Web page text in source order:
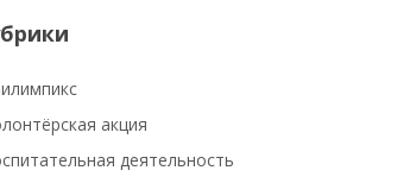
акция
деятельность